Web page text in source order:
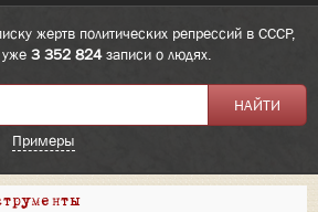
жертв политических репрессий в СССР,
3 352 824записи о людях.
Примеры